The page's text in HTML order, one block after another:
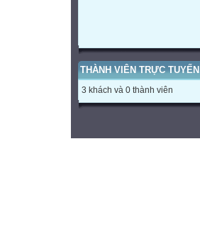
THÀNH VIÊN TRỰC TUYẾN
3 khách và 0 thành viên